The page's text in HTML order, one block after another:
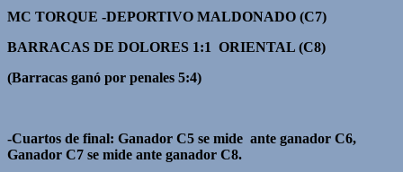
MC TORQUE -DEPORTIVO MALDONADO (C7)
BARRACAS DE DOLORES 1:1 ORIENTAL (C8)
(Barracas ganó por penales 5:4)
-Cuartos de final: Ganador C5 se mide ante ganador C6,
Ganador C7 se mide ante ganador C8.